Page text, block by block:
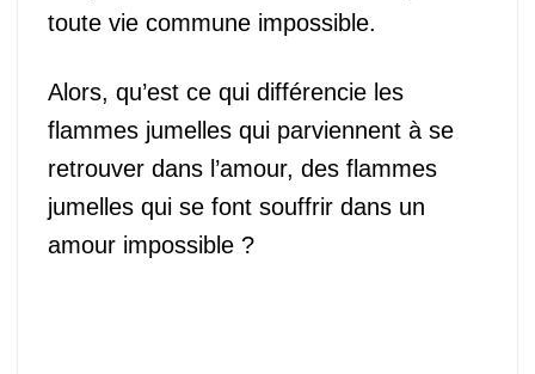
toute vie commune impossible.
Alors, qu’est ce qui différencie les
flammes jumelles qui parviennent à se
retrouver dans l’amour, des flammes
jumelles qui se font souffrir dans un
amour impossible ?